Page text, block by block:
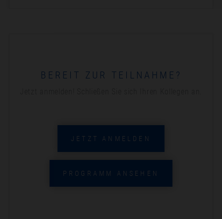
BEREIT ZUR TEILNAHME?
JETZT ANMELDEN
PROGRAMM ANSEHEN